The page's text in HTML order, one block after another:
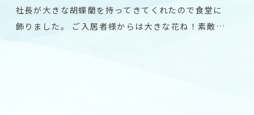
社長が大きな胡蝶蘭を持ってきてくれたので食堂に
飾りました。 ご入居者様からは大きな花ね！素敵